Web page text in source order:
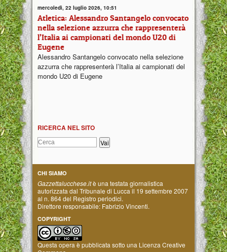
mercoledì, 22 luglio 2026, 10:51
Atletica: Alessandro Santangelo convocato
nella selezione azzurra che rappresenterà
l’Italia ai campionati del mondo U20 di
Eugene
Alessandro Santangelo convocato nella selezione
azzurra che rappresenterà l’Italia ai campionati del
mondo U20 di Eugene
RICERCA NEL SITO
CHI SIAMO
Gazzettalucchese.itè una testata giornalistica
autorizzata dal Tribunale di Lucca il 19 settembre 2007
al n. 864 del Registro periodici.
Direttore responsabile: Fabrizio Vincenti.
COPYRIGHT
Questa opera è pubblicata sotto una Licenza Creative